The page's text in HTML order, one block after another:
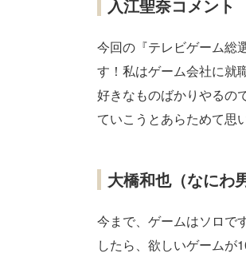
入江聖奈コメント
今回の『テレビゲーム総
す！私はゲーム会社に就
好きなものばかりやるの
ていこうとあらためて思
大橋和也（なにわ
今まで、ゲームはソロで
したら、欲しいゲームが